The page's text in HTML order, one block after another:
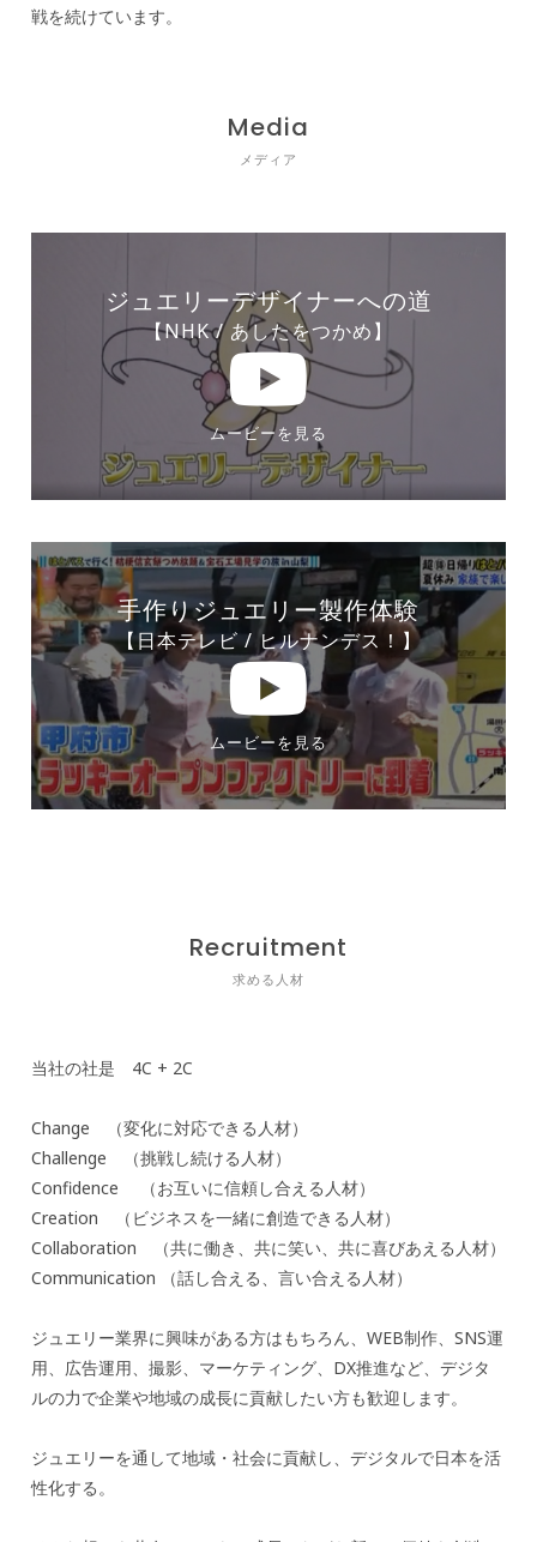
戦を続けています。
Media
メディア
ジュエリーデザイナーへの道
【NHK / あしたをつかめ】
ムービーを見る
手作りジュエリー製作体験
【日本テレビ / ヒルナンデス！】
ムービーを見る
Recruitment
求める人材
当社の社是 4C + 2C
Change （変化に対応できる人材）
Challenge （挑戦し続ける人材）
Confidence （お互いに信頼し合える人材）
Creation （ビジネスを一緒に創造できる人材）
Collaboration （共に働き、共に笑い、共に喜びあえる人材）
Communication （話し合える、言い合える人材）
ジュエリー業界に興味がある方はもちろん、WEB制作、SNS運
用、広告運用、撮影、マーケティング、DX推進など、デジタ
ルの力で企業や地域の成長に貢献したい方も歓迎します。
ジュエリーを通して地域・社会に貢献し、デジタルで日本を活
性化する。